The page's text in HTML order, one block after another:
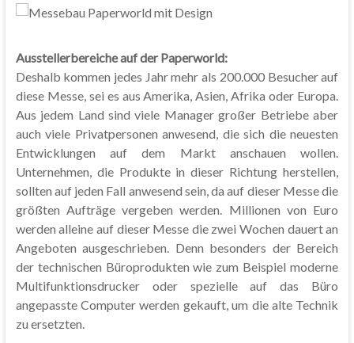
Ausstellerbereiche auf der Paperworld:
Deshalb kommen jedes Jahr mehr als 200.000 Besucher auf
diese Messe, sei es aus Amerika, Asien, Afrika oder Europa.
Aus jedem Land sind viele Manager großer Betriebe aber
auch viele Privatpersonen anwesend, die sich die neuesten
Entwicklungen auf dem Markt anschauen wollen.
Unternehmen, die Produkte in dieser Richtung herstellen,
sollten auf jeden Fall anwesend sein, da auf dieser Messe die
größten Aufträge vergeben werden. Millionen von Euro
werden alleine auf dieser Messe die zwei Wochen dauert an
Angeboten ausgeschrieben. Denn besonders der Bereich
der technischen Büroprodukten wie zum Beispiel moderne
Multifunktionsdrucker oder spezielle auf das Büro
angepasste Computer werden gekauft, um die alte Technik
zu ersetzten.